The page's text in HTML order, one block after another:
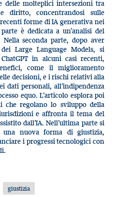
delle molteplici intersezioni tra
diritto, concentrandosi sulle
forme di IA generativa nei
è dedicata a un’analisi del
seconda parte, dopo aver
Large Language Models, si
in alcuni casi recenti,
come il miglioramento
decisioni, e i rischi relativi alla
dati personali, all’indipendenza
equo. L’articolo esplora poi
che regolano lo sviluppo della
e affronta il tema del
dall’IA. Nell’ultima parte si
una nuova forma di giustizia,
i progressi tecnologici con
giustizia